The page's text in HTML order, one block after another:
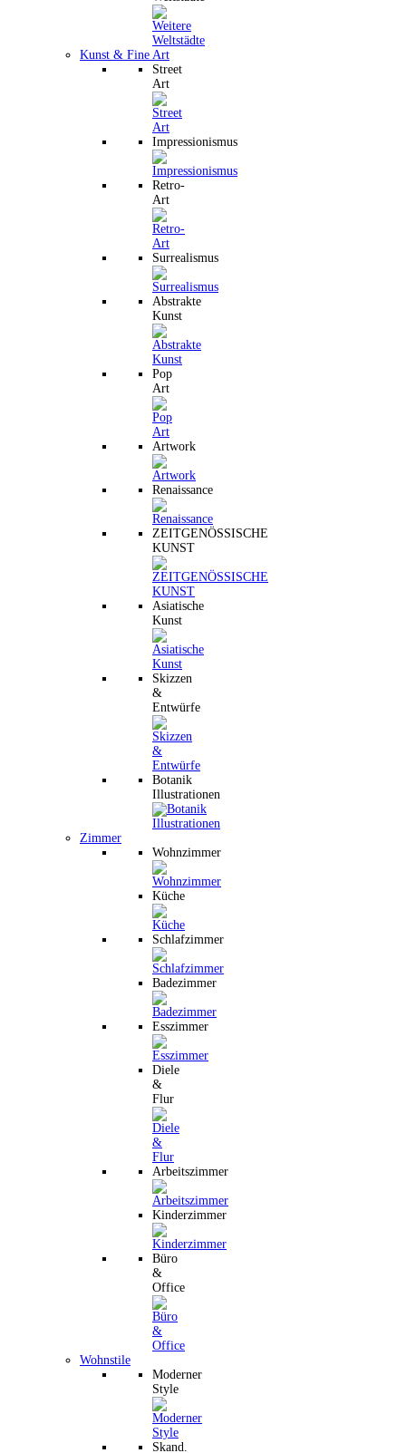
Kunst & Fine Art
Street
Art
Impressionismus
Retro-
Art
Surrealismus
Abstrakte
Kunst
Pop
Art
Artwork
Renaissance
ZEITGENÖSSISCHE
KUNST
Asiatische
Kunst
Skizzen
&
Entwürfe
Botanik
Illustrationen
Zimmer
Wohnzimmer
Küche
Schlafzimmer
Badezimmer
Esszimmer
Diele
&
Flur
Arbeitszimmer
Kinderzimmer
Büro
&
Office
Wohnstile
Moderner
Style
Skand.